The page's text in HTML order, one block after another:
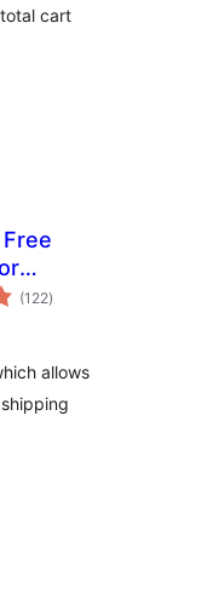
cart
(122કુલ
રેટિંગ્સ
)
allows